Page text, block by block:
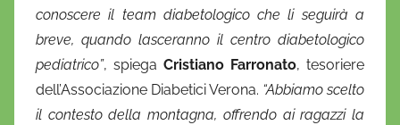
conoscere il team diabetologico che li seguirà a
breve, quando lasceranno il centro diabetologico
pediatrico”, spiega Cristiano Farronato, tesoriere
dell’Associazione Diabetici Verona. “Abbiamo scelto
il contesto della montagna, offrendo ai ragazzi la